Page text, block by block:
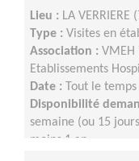
Lieu : LA VERRIERE
Type : Visites en
Association : VMEH
Etablissements
Date :
Tout le temps
Disponibilité
semaine (ou 15
moins 1 an